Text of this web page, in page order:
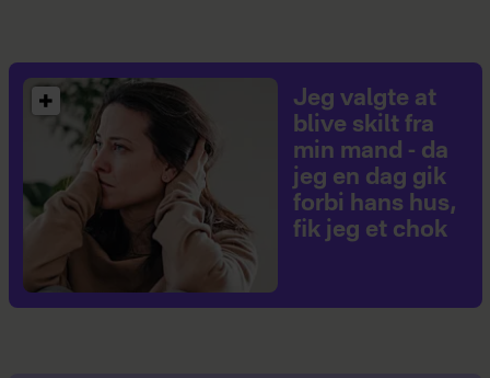
Jeg valgte at
blive skilt fra
min mand - da
jeg en dag gik
forbi hans hus,
fik jeg et chok